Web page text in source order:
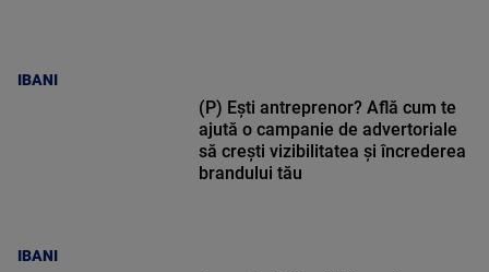
IBANI
IBANI
(P) Ești antreprenor? Află cum te
ajută o campanie de advertoriale
să crești vizibilitatea și încrederea
brandului tău